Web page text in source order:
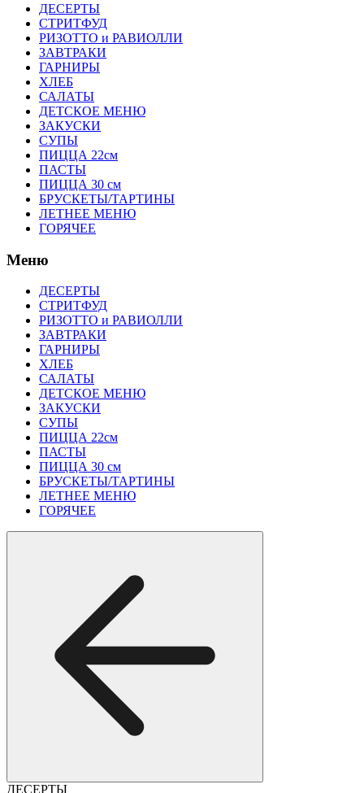
ДЕСЕРТЫ
СТРИТФУД
РИЗОТТО и РАВИОЛЛИ
ЗАВТРАКИ
ГАРНИРЫ
ХЛЕБ
САЛАТЫ
ДЕТСКОЕ МЕНЮ
ЗАКУСКИ
СУПЫ
ПИЦЦА 22см
ПАСТЫ
ПИЦЦА 30 см
БРУСКЕТЫ/ТАРТИНЫ
ЛЕТНЕЕ МЕНЮ
ГОРЯЧЕЕ
Меню
ДЕСЕРТЫ
СТРИТФУД
РИЗОТТО и РАВИОЛЛИ
ЗАВТРАКИ
ГАРНИРЫ
ХЛЕБ
САЛАТЫ
ДЕТСКОЕ МЕНЮ
ЗАКУСКИ
СУПЫ
ПИЦЦА 22см
ПАСТЫ
ПИЦЦА 30 см
БРУСКЕТЫ/ТАРТИНЫ
ЛЕТНЕЕ МЕНЮ
ГОРЯЧЕЕ
ДЕСЕРТЫ